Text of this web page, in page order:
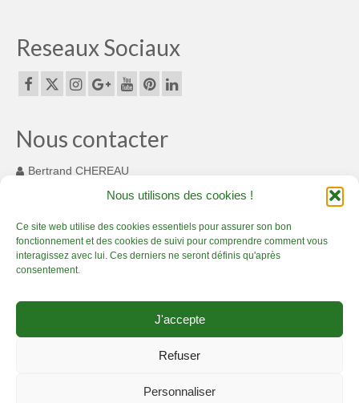
Nous utilisons des cookies !
Ce site web utilise des cookies essentiels pour assurer son bon
fonctionnement et des cookies de suivi pour comprendre comment vous
interagissez avec lui. Ces derniers ne seront définis qu'après
consentement.
J'accepte
Refuser
Personnaliser
Reseaux Sociaux
Nous contacter
Bertrand CHEREAU
131 Chemin des Cousinets
+33(0) 7 82 55 93 33
contact@bamboucreations.com
Créations en bambou, c’est sublime !
Contact Bambou Créations